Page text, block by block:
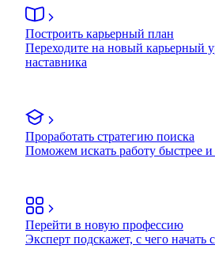
Построить карьерный план
Переходите на новый карьерный
наставника
Проработать стратегию поиска
Поможем искать работу быстрее
Перейти в новую профессию
Эксперт подскажет, с чего начать